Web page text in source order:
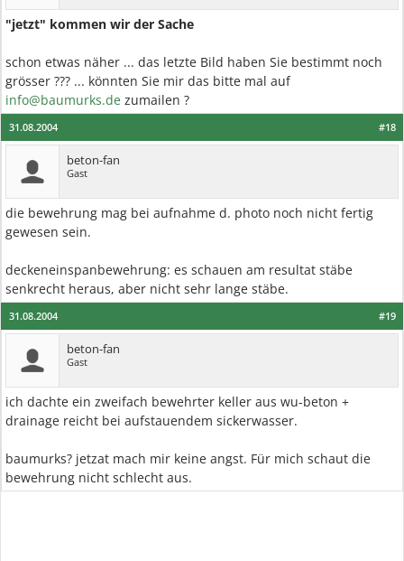
"jetzt" kommen wir der Sache
schon etwas näher ... das letzte Bild haben Sie bestimmt noch
grösser ??? ... könnten Sie mir das bitte mal auf
info@baumurks.de zumailen ?
#18
31.08.2004
beton-fan
Gast
die bewehrung mag bei aufnahme d. photo noch nicht fertig
gewesen sein.
deckeneinspanbewehrung: es schauen am resultat stäbe
senkrecht heraus, aber nicht sehr lange stäbe.
#19
31.08.2004
beton-fan
Gast
ich dachte ein zweifach bewehrter keller aus wu-beton +
drainage reicht bei aufstauendem sickerwasser.
baumurks? jetzat mach mir keine angst. Für mich schaut die
bewehrung nicht schlecht aus.